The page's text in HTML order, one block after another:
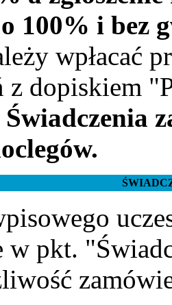
100% i bez
wpłacać
z dopiskiem
w pkt.